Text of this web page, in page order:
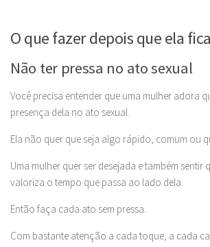
O que fazer depois que ela
Não ter pressa no ato sexual
Você precisa entender que uma mulher adora
presença dela no ato sexual.
Ela não quer que seja algo rápido, comum ou
Uma mulher quer ser desejada e também sentir
valoriza o tempo que passa ao lado dela.
Então faça cada ato sem pressa.
Com bastante atenção a cada toque, a cada